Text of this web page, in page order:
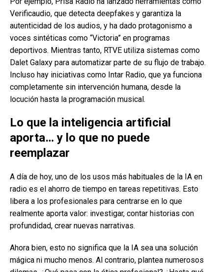
Verificaudio, que detecta deepfakes y garantiza la
autenticidad de los audios, y ha dado protagonismo a
voces sintéticas como “Victoria” en programas
deportivos. Mientras tanto, RTVE utiliza sistemas como
Dalet Galaxy para automatizar parte de su flujo de trabajo.
Incluso hay iniciativas como Intar Radio, que ya funciona
completamente sin intervención humana, desde la
locución hasta la programación musical.
Lo que la inteligencia artificial
aporta… y lo que no puede
reemplazar
A día de hoy, uno de los usos más habituales de la IA en
radio es el ahorro de tiempo en tareas repetitivas. Esto
libera a los profesionales para centrarse en lo que
realmente aporta valor: investigar, contar historias con
profundidad, crear nuevas narrativas.
Ahora bien, esto no significa que la IA sea una solución
mágica ni mucho menos. Al contrario, plantea numerosos